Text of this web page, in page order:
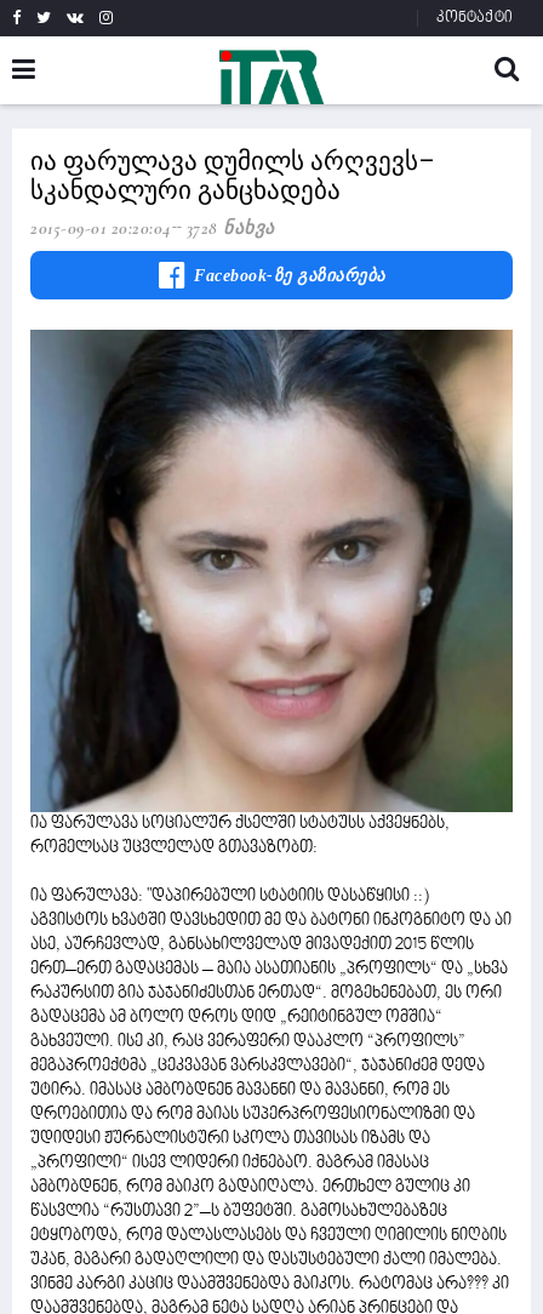
კონტაქტი
ია ფარულავა დუმილს არღვევს–
სკანდალური განცხადება
2015-09-01 20:20:04 3728 Ნახვა
Facebook-Ზე Გაზიარება
ია ფარულავა სოციალურ ქსელში სტატუსს აქვეყნებს,
რომელსაც უცვლელად გთავაზობთ:
ია ფარულავა: "დაპირებული სტატიის დასაწყისი ::)
აგვისტოს ხვატში დავსხედით მე და ბატონი ინკოგნიტო და აი
ასე, აურჩევლად, განსახილველად მივადექით 2015 წლის
ერთ–ერთ გადაცემას – მაია ასათიანის „პროფილს“ და „სხვა
რაკურსით გია ჯაჯანიძესთან ერთად“. მოგეხენებათ, ეს ორი
გადაცემა ამ ბოლო დროს დიდ „რეიტინგულ ომშია“
გახვეული. ისე კი, რაც ვერაფერი დააკლო “პროფილს”
მეგაპროექტმა „ცეკვავან ვარსკვლავები“, ჯაჯანიძემ დედა
უტირა. იმასაც ამბობდნენ მავანნი და მავანნი, რომ ეს
დროებითია და რომ მაიას სუპერპროფესიონალიზმი და
უდიდესი ჟურნალისტური სკოლა თავისას იზამს და
„პროფილი“ ისევ ლიდერი იქნებაო. მაგრამ იმასაც
ამბობდნენ, რომ მაიკო გადაიღალა. ერთხელ გულიც კი
წასვლია “რუსთავი 2”–ს ბუფეტში. გამოსახულებაზეც
ეტყობოდა, რომ დალასლასებს და ჩვეული ღიმილის ნიღბის
უკან, მაგარი გადაღლილი და დასუსტებული ქალი იმალება.
ვინმე კარგი კაციც დაამშვენებდა მაიკოს. რატომაც არა??? კი
დაამშვენებდა, მაგრამ ნეტა სადღა არიან პრინცები და